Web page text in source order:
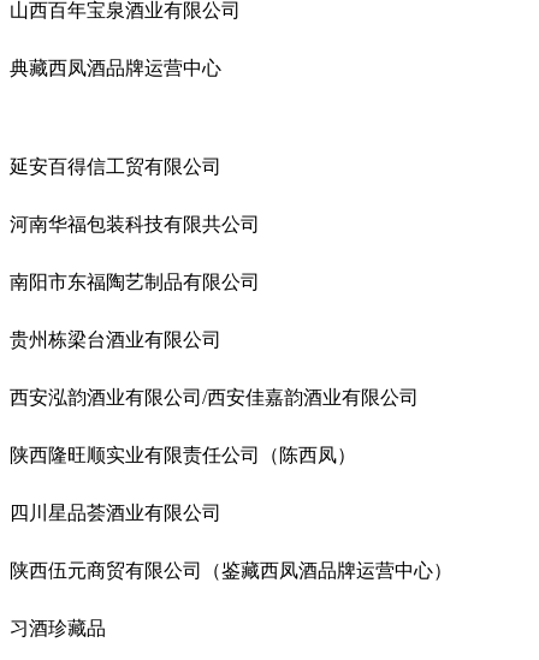
山西百年宝泉酒业有限公司
典藏西凤酒品牌运营中心
延安百得信工贸有限公司
河南华福包装科技有限共公司
南阳市东福陶艺制品有限公司
贵州栋梁台酒业有限公司
西安泓韵酒业有限公司/西安佳嘉韵酒业有限公司
陕西隆旺顺实业有限责任公司（陈西凤）
四川星品荟酒业有限公司
陕西伍元商贸有限公司（鉴藏西凤酒品牌运营中心）
习酒珍藏品